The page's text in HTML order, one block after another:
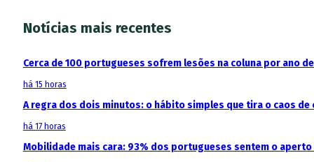
Notícias mais recentes
Cerca de 100 portugueses sofrem lesões na coluna por ano
há 15 horas
A regra dos dois minutos: o hábito simples que tira o caos de
há 17 horas
Mobilidade mais cara: 93% dos portugueses sentem o